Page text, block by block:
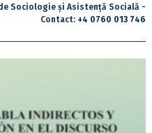
Sociologie și Asistență Socială -
Contact: +4 0760 013 746